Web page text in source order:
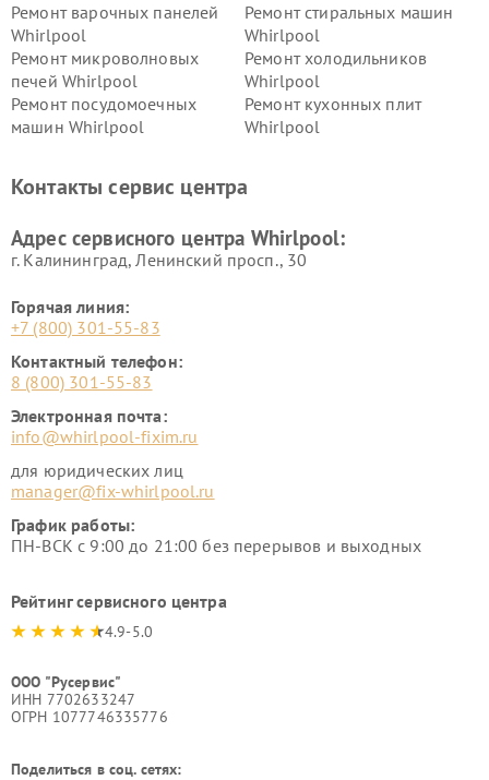
Ремонт варочных панелей
Whirlpool
Ремонт стиральных машин
Whirlpool
Ремонт микроволновых
печей Whirlpool
Ремонт холодильников
Whirlpool
Ремонт посудомоечных
машин Whirlpool
Ремонт кухонных плит
Whirlpool
Контакты сервис центра
Адрес сервисного центра Whirlpool:
г. Калининград, Ленинский просп., 30
Горячая линия:
+7 (800) 301-55-83
Контактный телефон:
8 (800) 301-55-83
Электронная почта:
info@whirlpool-fixim.ru
для юридических лиц
manager@fix-whirlpool.ru
График работы:
ПН-ВСК с 9:00 до 21:00 без перерывов и выходных
Рейтинг сервисного центра
4.9-5.0
ООО "Русервис"
ИНН 7702633247
ОГРН 1077746335776
Поделиться в соц. сетях: